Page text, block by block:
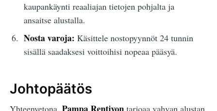
kaupankäynti reaaliajan tietojen pohjalta ja
ansaitse alustalla.
Nosta varoja: Käsittele nostopyynnöt 24 tunnin
sisällä saadaksesi voittoihisi nopeaa pääsyä.
Johtopäätös
Yhteenvetona, Pampa Rentivon tarjoaa vahvan alustan